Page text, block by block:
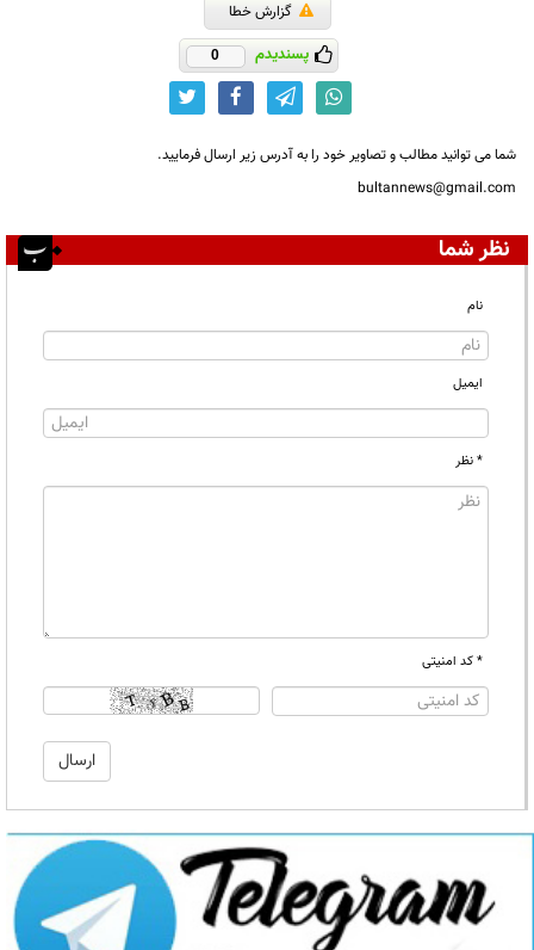
گزارش خطا
پسندیدم 0
شما می توانید مطالب و تصاویر خود را به آدرس زیر ارسال فرمایید.
bultannews@gmail.com
نظر شما
نام
ایمیل
* نظر
* کد امنیتی